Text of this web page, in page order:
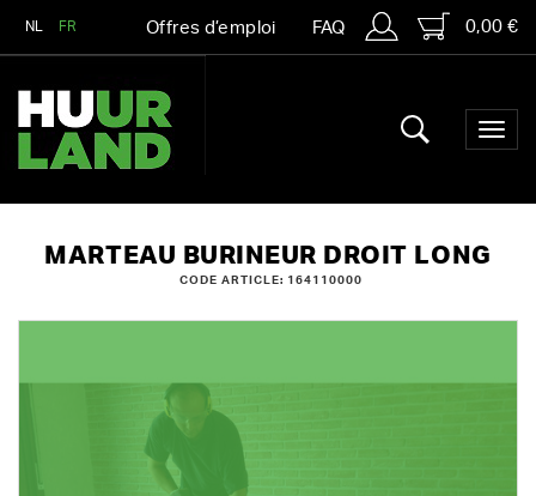
NL FR Offres d’emploi FAQ 0,00 €
MARTEAU BURINEUR DROIT LONG
CODE ARTICLE: 164110000